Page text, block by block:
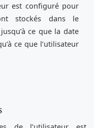
est configuré pour
stockés dans le
ce que la date
ce que l’utilisateur